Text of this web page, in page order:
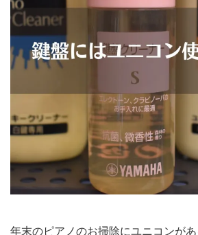
年末のピアノのお掃除にユニコンがあ